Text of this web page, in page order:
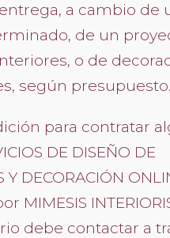
a cambio de
de un
o de
según presupuesto.
para contratar
DE DISEÑO DE
Y DECORACIÓN
MIMESIS
debe contactar a